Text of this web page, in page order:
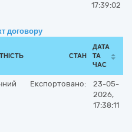
17:39:02
договору
СТАН
ДАТА
ТА
ЧАС
Експортовано:
23-05-
2026,
17:38:11